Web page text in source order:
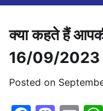
क्या कहते हैं
16/09/2023
Posted on